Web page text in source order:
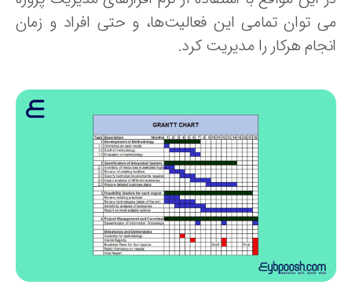
توان تمامی این فعالیت‌ها، و حتی افراد و زمان
هرکار را مدیریت کرد.